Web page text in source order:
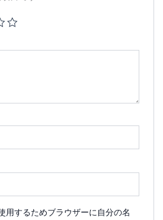
用するためブラウザーに自分の名